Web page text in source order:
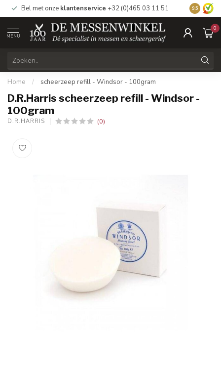
Bel met onze klantenservice +32 (0)465 03 11 51 Bezoek
9.5
MENU
0
Home / scheerzeep refill - Windsor - 100gram
D.R.Harris scheerzeep refill - Windsor -
100gram
D.R.HARRIS (0)